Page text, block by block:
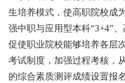
生培养模式，使高职院校成
强中职与应用型本科“3+4”
促使职业院校能够培养各层
考试制度，加强过程考核，
的综合素质测评成绩设置报